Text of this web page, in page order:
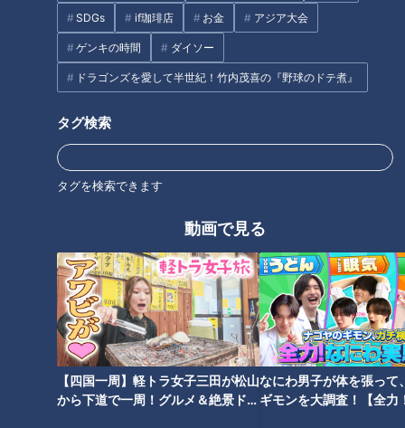
SDGs if珈琲店 お金 アジア大会
ゲンキの時間 ダイソー
ドラゴンズを愛して半世紀！竹内茂喜の『野球のドテ煮』
タグ検索
タグを検索できます
動画で見る
【四国一周】軽トラ女子三田が松山
から下道で一周！グルメ＆絶景ドラ
なにわ男子が体を張って
ギモンを大調査！【全力
CBCテレビ『健康カプセル！ゲンキの時間』
く、体調を崩しやすい時期だそうです。健康な人は、胃酸によ
って食中毒の原因菌が殺菌され、腸内細菌などにより食中毒の
原因菌が繁殖しにくい環境が作られています。しかし、体調に
＜食中毒予防のポイント＞
肉や魚介類など、食中毒の原因菌は広く存在しているそうで
す。そのため、体調がすぐれない時は、新鮮な素材にしっかり
火を通し、食べ過ぎないように注意しましょう。